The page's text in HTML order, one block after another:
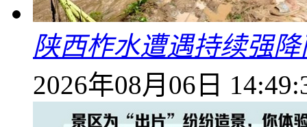
陕西柞水遭遇持续强
2026年08月06日